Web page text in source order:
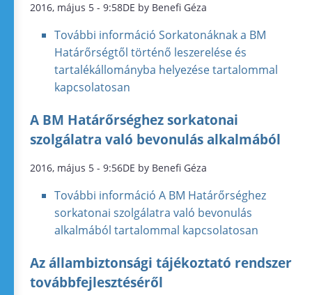
2016, május 5 - 9:58DE by Benefi Géza
További információ Sorkatonáknak a BM
Határőrségtől történő leszerelése és
tartalékállományba helyezése tartalommal
kapcsolatosan
A BM Határőrséghez sorkatonai
szolgálatra való bevonulás alkalmából
2016, május 5 - 9:56DE by Benefi Géza
További információ A BM Határőrséghez
sorkatonai szolgálatra való bevonulás
alkalmából tartalommal kapcsolatosan
Az állambiztonsági tájékoztató rendszer
továbbfejlesztéséről